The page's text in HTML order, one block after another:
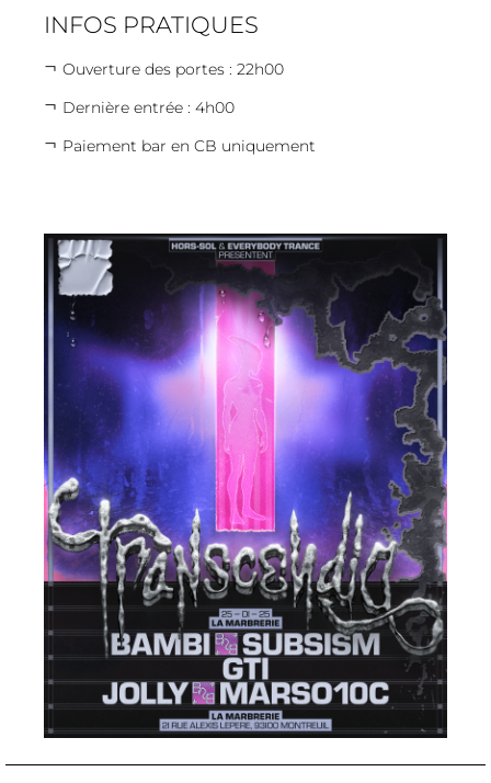
INFOS PRATIQUES
Ouverture des portes : 22h00
Dernière entrée : 4h00
Paiement bar en CB uniquement